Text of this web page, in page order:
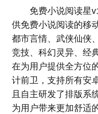
免费小说阅读星
供免费小说阅读的移
都市言情、武侠仙侠
竞技、科幻灵异、经
在为用户提供全方位
计前卫，支持所有安
且自主研发了排版系
为用户带来更加舒适